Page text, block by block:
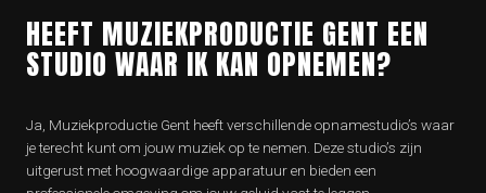
HEEFT MUZIEKPRODUCTIE GENT EEN
STUDIO WAAR IK KAN OPNEMEN?
Ja, Muziekproductie Gent heeft verschillende opnamestudio’s waar
je terecht kunt om jouw muziek op te nemen. Deze studio’s zijn
uitgerust met hoogwaardige apparatuur en bieden een